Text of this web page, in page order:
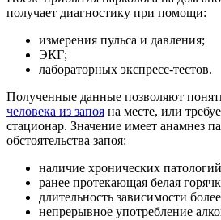
получает диагностику при помощи:
измерения пульса и давления;
ЭКГ;
лабораторных экспресс-тестов.
Полученные данные позволяют
человека из запоя на месте, или
стационар. Значение имеет анамнез
обстоятельства запоя:
наличие хронических
ранее протекающая белая
длительность зависимости
непрерывное употребление